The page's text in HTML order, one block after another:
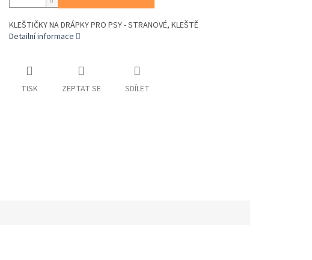
KLEŠTIČKY NA DRÁPKY PRO PSY - STRANOVÉ, KLEŠTĚ
Detailní informace
TISK ZEPTAT SE SDÍLET